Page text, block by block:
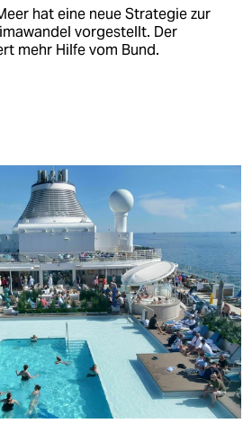
hat eine neue Strategie zur
vorgestellt. Der
mehr Hilfe vom Bund.